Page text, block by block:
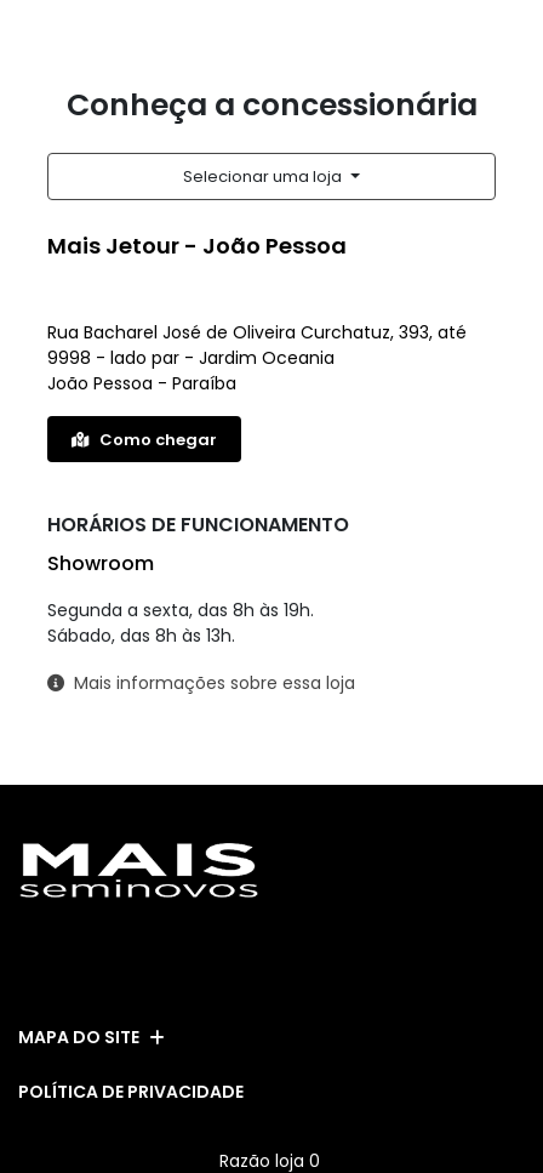
Conheça a concessionária
Selecionar uma loja
Mais Jetour - João Pessoa
Rua Bacharel José de Oliveira Curchatuz, 393, até
9998 - lado par - Jardim Oceania
João Pessoa - Paraíba
Como chegar
HORÁRIOS DE FUNCIONAMENTO
Showroom
Segunda a sexta, das 8h às 19h.
Sábado, das 8h às 13h.
Mais informações sobre essa loja
MAPA DO SITE
POLÍTICA DE PRIVACIDADE
Razão loja 0